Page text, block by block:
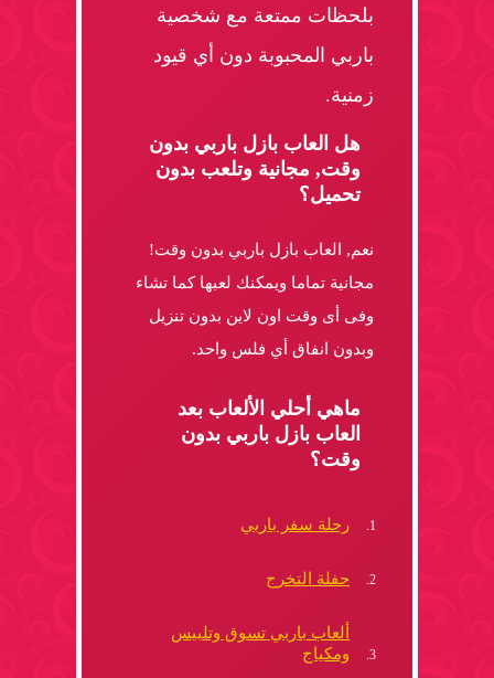
بلحظات ممتعة مع شخصية
باربي المحبوبة دون أي قيود
زمنية.
هل العاب بازل باربي بدون
وقت, مجانية وتلعب بدون
تحميل؟
نعم, العاب بازل باربي بدون وقت!
مجانية تماما ويمكنك لعبها كما تشاء
وفى أى وقت اون لاين بدون تنزيل
وبدون انفاق أي فلس واحد.
ماهي أحلي الألعاب بعد
العاب بازل باربي بدون
وقت؟
رحلة سفر باربي
حفلة التخرج
ألعاب باربي تسوق وتلبيس
ومكياج